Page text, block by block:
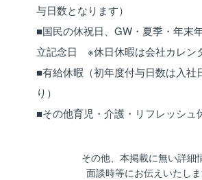
与日数となります）
■国民の休祝日、GW・夏季・年末
立記念日 ※休日休暇は会社カレン
■有給休暇（初年度付与日数は入社
り）
■その他育児・介護・リフレッシュ
その他、本掲載に無い詳細
面談時等にお伝えいたしま